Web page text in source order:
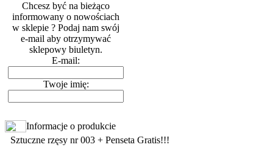
Chcesz być na bieżąco
informowany o nowościach
w sklepie ? Podaj nam swój
e-mail aby otrzymywać
sklepowy biuletyn.
E-mail:
Twoje imię:
Informacje o produkcie
Sztuczne rzęsy nr 003 + Penseta Gratis!!!